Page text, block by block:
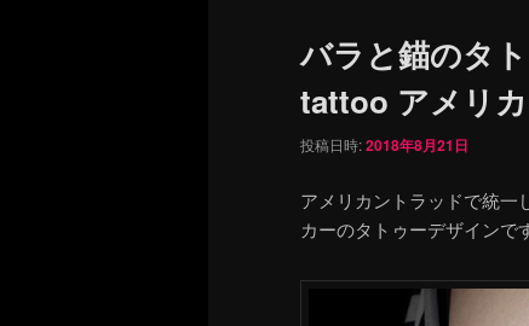
バラと錨のタ
tattoo アメリ
投稿日時:2018年8月21日
アメリカントラッドで統一
カーのタトゥーデザインです